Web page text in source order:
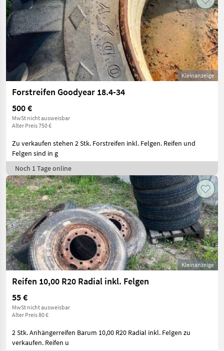
Kleinanzeige
Forstreifen Goodyear 18.4-34
500 €
MwSt nicht ausweisbar
Alter Preis 750 €
Zu verkaufen stehen 2 Stk. Forstreifen inkl. Felgen. Reifen und
Felgen sind in g
Noch 1 Tage online
Kleinanzeige
Reifen 10,00 R20 Radial inkl. Felgen
55 €
MwSt nicht ausweisbar
Alter Preis 80 €
2 Stk. Anhängerreifen Barum 10,00 R20 Radial inkl. Felgen zu
verkaufen. Reifen u